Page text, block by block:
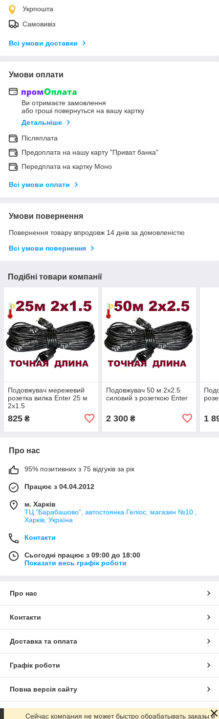
Укрпошта
Самовивіз
Всі умови доставки
Умови оплати
Ви отримаєте замовлення
або гроші повернуться на вашу картку
Детальніше
Післяплата
Предоплата на нашу карту "Приват банка"
Передплата на картку Моно
Всі умови оплати
Умови повернення
Повернення товару впродовж 14 днів за домовленістю
Всі умови повернення
Подібні товари компанії
Подовжувач мережевий
розетка вилка Enter 25 м
2х1.5
825 ₴
Подовжувач 50 м 2х2.5
силовий з розеткою Enter
2 300₴ 1
Про нас
95% позитивних з 75 відгуків за рік
Працює з 04.04.2012
м. Харків
ТЦ "Барабашово", автостоянка Геліос, магазин №10.,
Харків, Україна
Контакти
Сьогодні працює з 09:00 до 18:00
Показати весь графік роботи
Про нас
Контакти
Доставка та оплата
Графік роботи
Повна версія сайту
Сайт створено на маркетплейсі Prom.ua
Сейчас компания не может быстро обрабатывать заказы и